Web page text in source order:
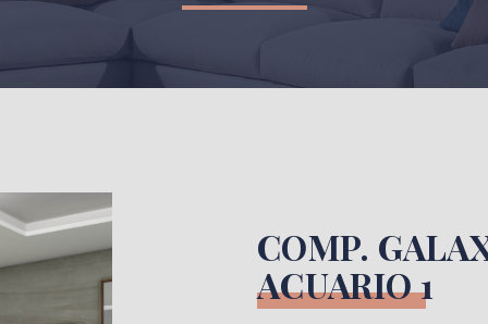
CUBRERADIADORES
ABATIBLE
MUEBLES TV
SILLAS
COMP.
ACUARIO 1